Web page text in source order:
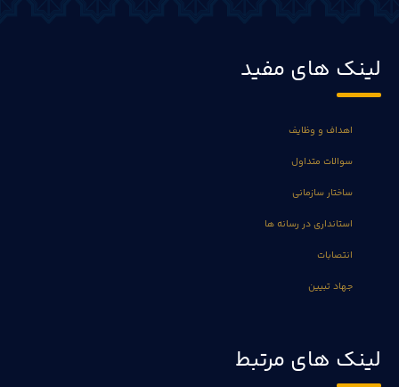
لینک های مفید
اهداف و وظایف
سوالات متداول
ساختار سازمانی
استانداری در رسانه ها
انتصابات
جهاد تبیین
لینک های مرتبط